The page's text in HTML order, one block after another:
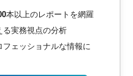
本以上のレポートを網羅
実務視点の分析
ェッショナルな情報に